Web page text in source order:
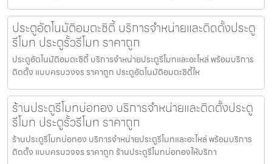
ประตูอัตโนมัติอมตะซิตี้ บริการจำหน่ายและติดตั้งประตู
รีโมท ประตูรั้วรีโมท ราคาถูก
ประตูอัตโนมัติอมตะซิตี้ บริการจำหน่ายประตูรีโมทและอะไหล่ พร้อมบริการ
ติดตั้ง แบบครบวงจร ราคาถูก ประตูอัตโนมัติอมตะซิตี้ให
ร้านประตูรีโมทบ่อทอง บริการจำหน่ายและติดตั้งประตู
รีโมท ประตูรั้วรีโมท ราคาถูก
ร้านประตูรีโมทบ่อทอง บริการจำหน่ายประตูรีโมทและอะไหล่ พร้อมบริการ
ติดตั้ง แบบครบวงจร ราคาถูก ร้านประตูรีโมทบ่อทองให้บริกา